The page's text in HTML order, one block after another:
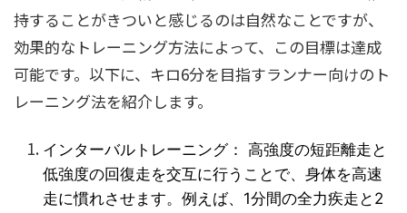
持することがきついと感じるのは自然なことですが、
効果的なトレーニング方法によって、この目標は達成
可能です。以下に、キロ6分を目指すランナー向けのト
レーニング法を紹介します。
インターバルトレーニング： 高強度の短距離走と
低強度の回復走を交互に行うことで、身体を高速
走に慣れさせます。例えば、1分間の全力疾走と2